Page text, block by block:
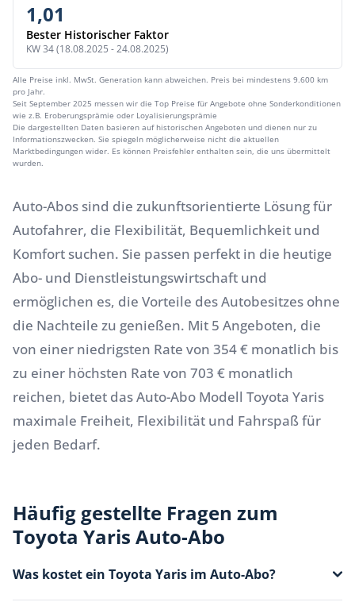
1,01
Bester Historischer Faktor
KW 34 (18.08.2025 - 24.08.2025)
Alle Preise inkl. MwSt. Generation kann abweichen. Preis bei mindestens 9.600 km
pro Jahr.
Seit September 2025 messen wir die Top Preise für Angebote ohne Sonderkonditionen
wie z.B. Eroberungsprämie oder Loyalisierungsprämie
Die dargestellten Daten basieren auf historischen Angeboten und dienen nur zu
Informationszwecken. Sie spiegeln möglicherweise nicht die aktuellen
Marktbedingungen wider. Es können Preisfehler enthalten sein, die uns übermittelt
wurden.
Auto-Abos sind die zukunftsorientierte Lösung für
Autofahrer, die Flexibilität, Bequemlichkeit und
Komfort suchen. Sie passen perfekt in die heutige
Abo- und Dienstleistungswirtschaft und
ermöglichen es, die Vorteile des Autobesitzes ohne
die Nachteile zu genießen. Mit 5 Angeboten, die
von einer niedrigsten Rate von 354 € monatlich bis
zu einer höchsten Rate von 703 € monatlich
reichen, bietet das Auto-Abo Modell Toyota Yaris
maximale Freiheit, Flexibilität und Fahrspaß für
jeden Bedarf.
Häufig gestellte Fragen zum
Toyota Yaris Auto-Abo
Was kostet ein Toyota Yaris im Auto-Abo?